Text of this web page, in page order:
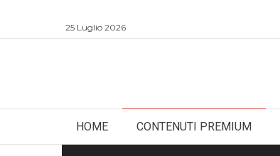
25 Luglio 2026
HOME CONTENUTI PREMIUM